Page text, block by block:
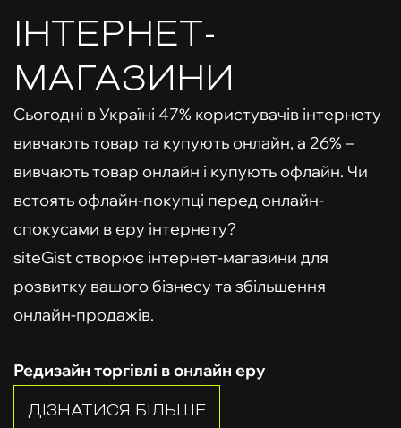
ІНТЕРНЕТ-
МАГАЗИНИ
Сьогодні в Україні 47% користувачів інтернету
вивчають товар та купують онлайн, а 26% –
вивчають товар онлайн і купують офлайн. Чи
встоять офлайн-покупці перед онлайн-
спокусами в еру інтернету?
siteGist створює інтернет-магазини для
розвитку вашого бізнесу та збільшення
онлайн-продажів.
Редизайн торгівлі в онлайн еру
ДІЗНАТИСЯ БІЛЬШЕ